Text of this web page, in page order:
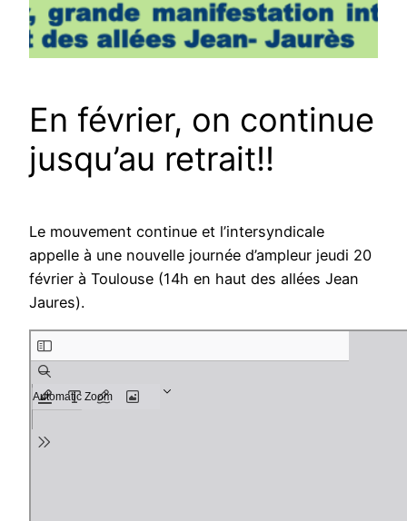
En février, on continue
jusqu’au retrait!!
Le mouvement continue et l’intersyndicale
appelle à une nouvelle journée d’ampleur jeudi 20
février à Toulouse (14h en haut des allées Jean
Jaures).